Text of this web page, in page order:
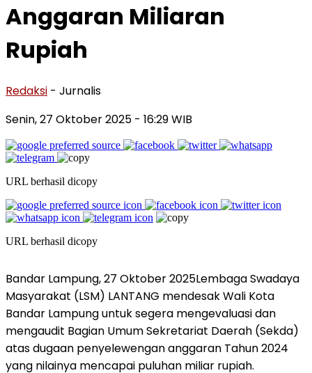
Anggaran Miliaran
Rupiah
Redaksi - Jurnalis
Senin, 27 Oktober 2025 - 16:29 WIB
URL berhasil dicopy
URL berhasil dicopy
Bandar Lampung, 27 Oktober 2025Lembaga Swadaya
Masyarakat (LSM) LANTANG mendesak Wali Kota
Bandar Lampung untuk segera mengevaluasi dan
mengaudit Bagian Umum Sekretariat Daerah (Sekda)
atas dugaan penyelewengan anggaran Tahun 2024
yang nilainya mencapai puluhan miliar rupiah.